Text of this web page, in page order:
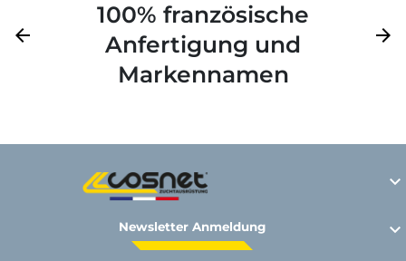
Zurück
arrow_back
100% französische
Anfertigung und
Markennamen
Weiter
arrow_forward

Newsletter Anmeldung 